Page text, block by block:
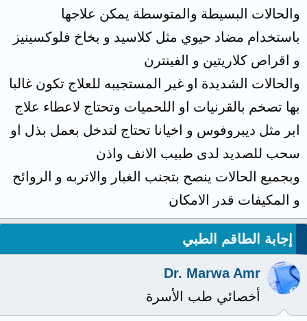
والحالات البسيطة والمتوسطة يمكن علاجها
باستخدام مضاد حيوي مثل كلاسيد و بخاخ فلوكسينيز
و اقراص كلاريتين و الفينترن
والحالات الشديدة او غير المستجيبه للعلاج تكون غالبا
بها تصخم بالقرنيات او اللحميات وتحتاج لاعطاء علاج
ابر مثل ديبروفوس و اخيانا تحتاج لتدخل بعمل بذل او
سحب للصديد لدى طبيب الانف واذن
وبجميع الحالات ينصح بتجنب الغبار والاتربه و الروائح
و المكيفات قدر الامكان
إجابة الطاقم الطبي
Dr. Marwa Amr
أخصائي طب الأسرة